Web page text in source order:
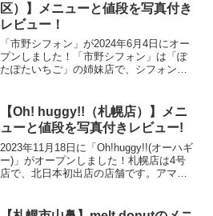
区）】メニューと値段を写真付き
レビュー！
「市野シフォン」が2024年6月4日にオー
プンしました！「市野シフォン」は「ぽ
たぽたいちご」の姉妹店で、シフォンケ
きましたので、メニューと値段を写真付
きでレビューしてい...
【Oh! huggy!!（札幌店）】メニ
ューと値段を写真付きレビュー!
2023年11月18日に「Oh!huggy!!(オーハギ
ー)」がオープンしました！札幌店は4号
店で、北日本初出店の店舗です。アマ子
お店ですよ！写真映えするお菓子を食べ